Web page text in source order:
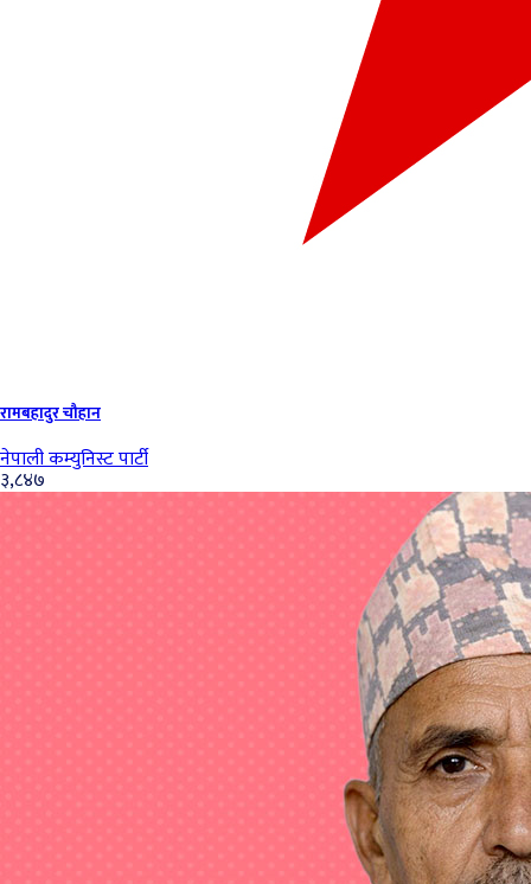
रामबहादुर चौहान
नेपाली कम्युनिस्ट पार्टी
३,८४७